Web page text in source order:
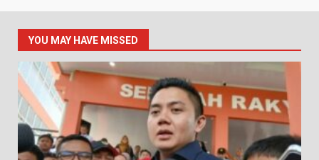
YOU MAY HAVE MISSED